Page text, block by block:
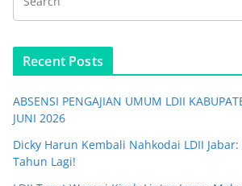
Recent Posts
ABSENSI PENGAJIAN UMUM LDII
JUNI 2026
Dicky Harun Kembali Nahkodai LDII
Tahun Lagi!